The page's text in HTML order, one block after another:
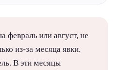
февраль или август, не
из-за месяца явки.
В эти месяцы